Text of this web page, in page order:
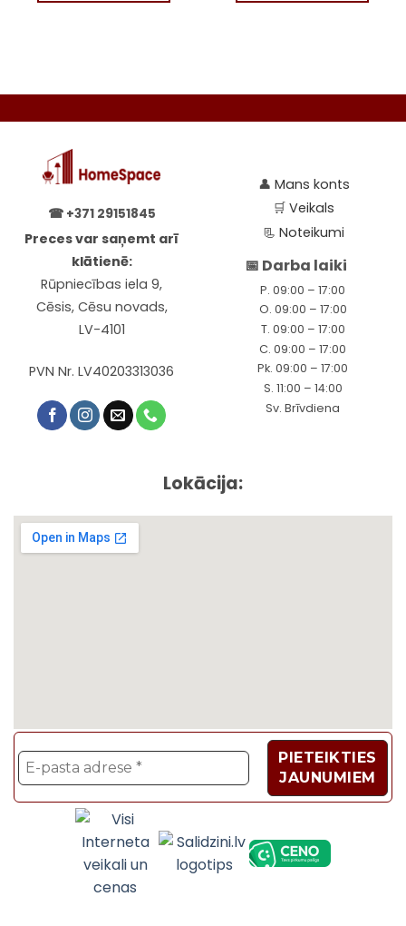
☎ +371 29151845
Preces var saņemt arī
klātienē:
Rūpniecības iela 9,
Cēsis, Cēsu novads,
LV-4101
PVN Nr. LV40203313036
👤 Mans konts
🛒Veikals
📃Noteikumi
📅 Darba laiki
P. 09:00 – 17:00
O. 09:00 – 17:00
T. 09:00 – 17:00
C. 09:00 – 17:00
Pk. 09:00 – 17:00
S. 11:00 – 14:00
Sv. Brīvdiena
Lokācija: